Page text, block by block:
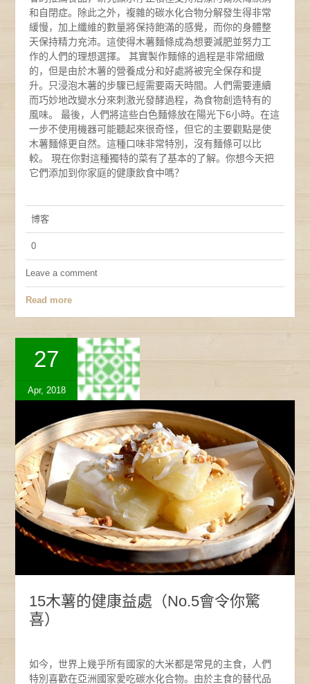
和自閉症。除此之外，複雜的碳水化合物分解發生得非常
緩慢，加上纖維的數量將保持飽滿的感覺，而你的身體整
天保持精力充沛。這使得木薯麵條成為想要減肥並努力工
作的人們的理想選擇。 其實製作麵條的過程是非常細緻
的，但是由於木薯的營養成分和好處將被完全保存和提
升。只浸泡木薯的步驟已經需要兩天時間。人們需要連續
而巧妙地改變水分來刺激光發酵過程，為食物創造特有的
風味。 最後，人們將這些白色麵條放在陽光下6小時。在這
一步不使用機器可能聽起來很奇怪，但它的主要觀點是使
木薯麵條更自然。這種口味非常特別，沒有麵條可以比
較。 現在你對這種獨特的菜有了基本的了解。你想今天把
它們添加到你家庭的健康飲食中嗎？
博客
0
Leave a comment
Read more
27
Apr, 2018
15木薯的健康益處（No.5會令你驚
喜）
如今，世界上幾乎所有國家的大米都是常見的主食，人們
特別喜歡在亞洲國家愛吃碳水化合物。由於主食的替代品